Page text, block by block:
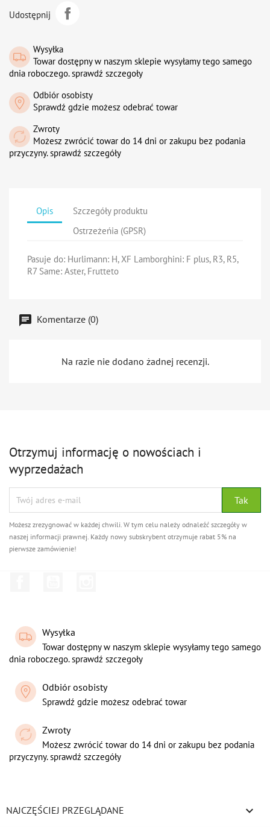
Udostępnij
Wysyłka
Towar dostępny w naszym sklepie wysyłamy tego samego
dnia roboczego. sprawdź szczegoły
Odbiór osobisty
Sprawdź gdzie możesz odebrać towar
Zwroty
Możesz zwrócić towar do 14 dni or zakupu bez podania
przyczyny. sprawdź szczegóły
Opis
Szczegóły produktu
Ostrzeżeńia (GPSR)
Pasuje do: Hurlimann: H, XF Lamborghini: F plus, R3, R5,
R7 Same: Aster, Frutteto
Komentarze (0)
Na razie nie dodano żadnej recenzji.
Otrzymuj informację o nowościach i
wyprzedażach
Możesz zrezygnować w każdej chwili. W tym celu należy odnaleźć szczegóły w
naszej informacji prawnej. Każdy nowy subskrybent otrzymuje rabat 5% na
pierwsze zamówienie!
Wysyłka
Towar dostępny w naszym sklepie wysyłamy tego samego
dnia roboczego. sprawdź szczegoły
Odbiór osobisty
Sprawdź gdzie możesz odebrać towar
Zwroty
Możesz zwrócić towar do 14 dni or zakupu bez podania
przyczyny. sprawdź szczegóły
NAJCZĘŚCIEJ PRZEGLĄDANE 